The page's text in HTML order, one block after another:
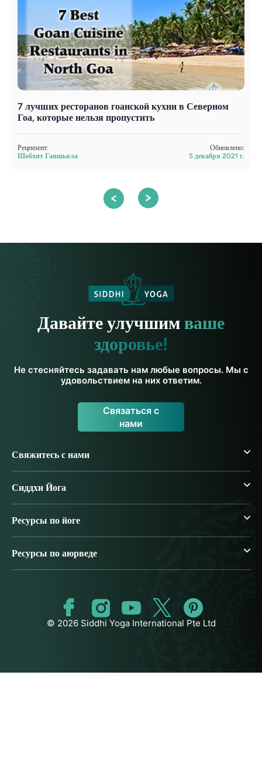
7 лучших ресторанов гоанской кухни в Северном
Гоа, которые нельзя пропустить
Рецензент:
Шобхит Ганшьяла
Обновлено:
5 декабря 2021 г.
Давайте улучшимваше
здоровье!
Не стесняйтесь задавать нам любые вопросы. Мы с
удовольствием на них ответим.
Связаться с
нами
Свяжитесь с нами
Сиддхи Йога
Ресурсы по йоге
Ресурсы по аюрведе
© 2026 Siddhi Yoga International Pte Ltd